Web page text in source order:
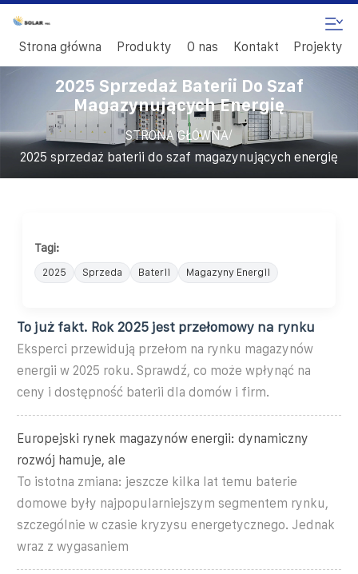
Strona główna Produkty O nas Kontakt Projekty
2025 Sprzedaż Baterii Do Szaf
Magazynujących Energię
STRONA GŁÓWNA/
2025 sprzedaż baterii do szaf magazynujących energię
Tagi:
2025 Sprzeda Baterii Magazyny Energii
To już fakt. Rok 2025 jest przełomowy na rynku
Eksperci przewidują przełom na rynku magazynów
energii w 2025 roku. Sprawdź, co może wpłynąć na
ceny i dostępność baterii dla domów i firm.
Europejski rynek magazynów energii: dynamiczny
rozwój hamuje, ale
To istotna zmiana: jeszcze kilka lat temu baterie
domowe były najpopularniejszym segmentem rynku,
szczególnie w czasie kryzysu energetycznego. Jednak
wraz z wygasaniem